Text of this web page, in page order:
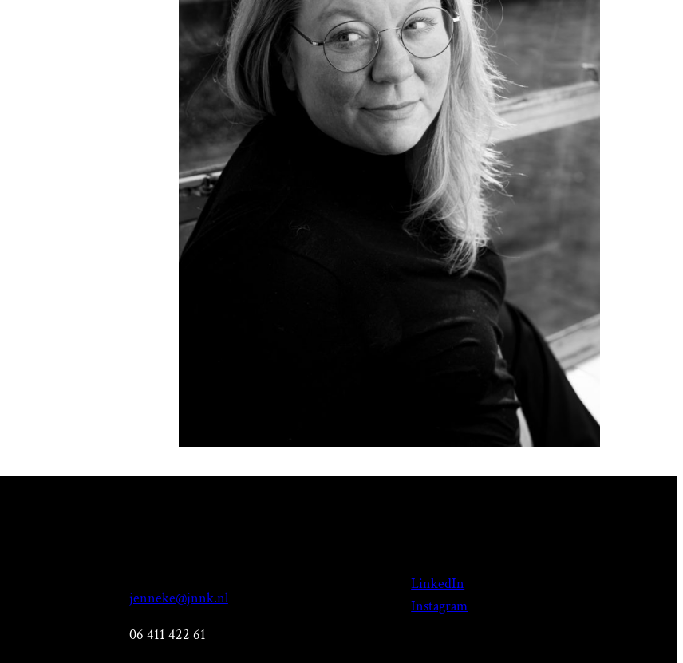
jenneke@jnnk.nl
06 411 422 61
LinkedIn
Instagram